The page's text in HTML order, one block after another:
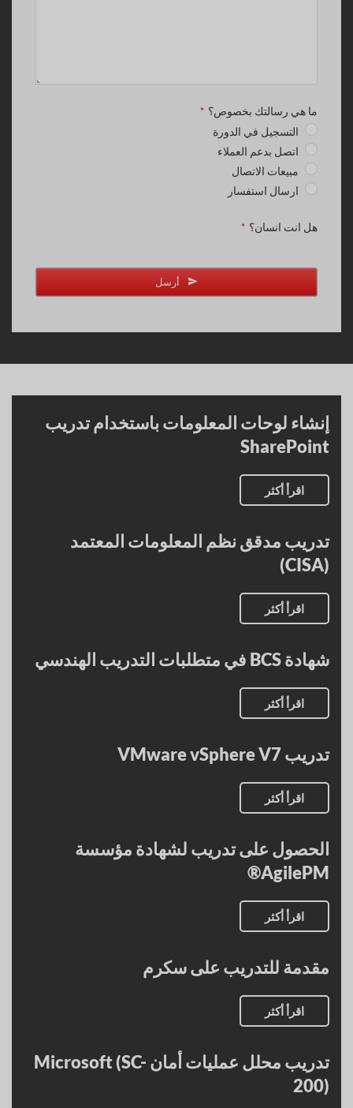
ما هي رسالتك بخصوص؟ *
التسجيل في الدورة
اتصل بدعم العملاء
مبيعات الاتصال
ارسال استفسار
هل انت انسان؟ *
أرسل
إنشاء لوحات المعلومات باستخدام تدريب
SharePoint
اقرأ أكثر
تدريب مدقق نظم المعلومات المعتمد
(CISA)
اقرأ أكثر
شهادة BCS في متطلبات التدريب الهندسي
اقرأ أكثر
تدريب VMware vSphere V7
اقرأ أكثر
الحصول على تدريب لشهادة مؤسسة
AgilePM®
اقرأ أكثر
مقدمة للتدريب على سكرم
اقرأ أكثر
تدريب محلل عمليات أمان Microsoft (SC-
200)